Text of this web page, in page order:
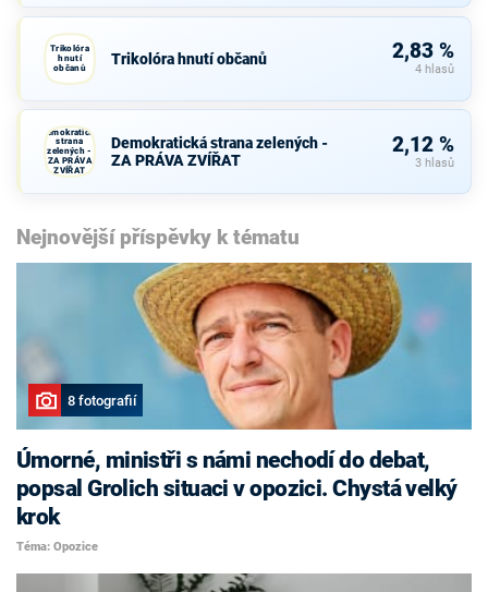
Trikolóra
hnutí
občanů
Trikolóra hnutí občanů 2,83 %
4 hlasů
Demokratická
strana
zelených -
ZA PRÁVA
ZVÍŘAT
Demokratická strana zelených -
ZA PRÁVA ZVÍŘAT
2,12 %
3 hlasů
Nejnovější příspěvky k tématu
8 fotografií
Úmorné, ministři s námi nechodí do debat,
popsal Grolich situaci v opozici. Chystá velký
krok
Téma: Opozice